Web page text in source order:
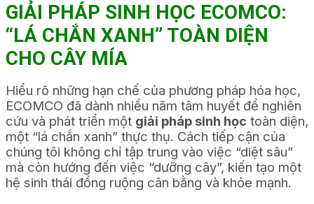
GIẢI PHÁP SINH HỌC ECOMCO:
“LÁ CHẮN XANH” TOÀN DIỆN
CHO CÂY MÍA
Hiểu rõ những hạn chế của phương pháp hóa học,
ECOMCO đã dành nhiều năm tâm huyết để nghiên
cứu và phát triển một giải pháp sinh học toàn diện,
một “lá chắn xanh” thực thụ. Cách tiếp cận của
chúng tôi không chỉ tập trung vào việc “diệt sâu”
mà còn hướng đến việc “dưỡng cây”, kiến tạo một
hệ sinh thái đồng ruộng cân bằng và khỏe mạnh.